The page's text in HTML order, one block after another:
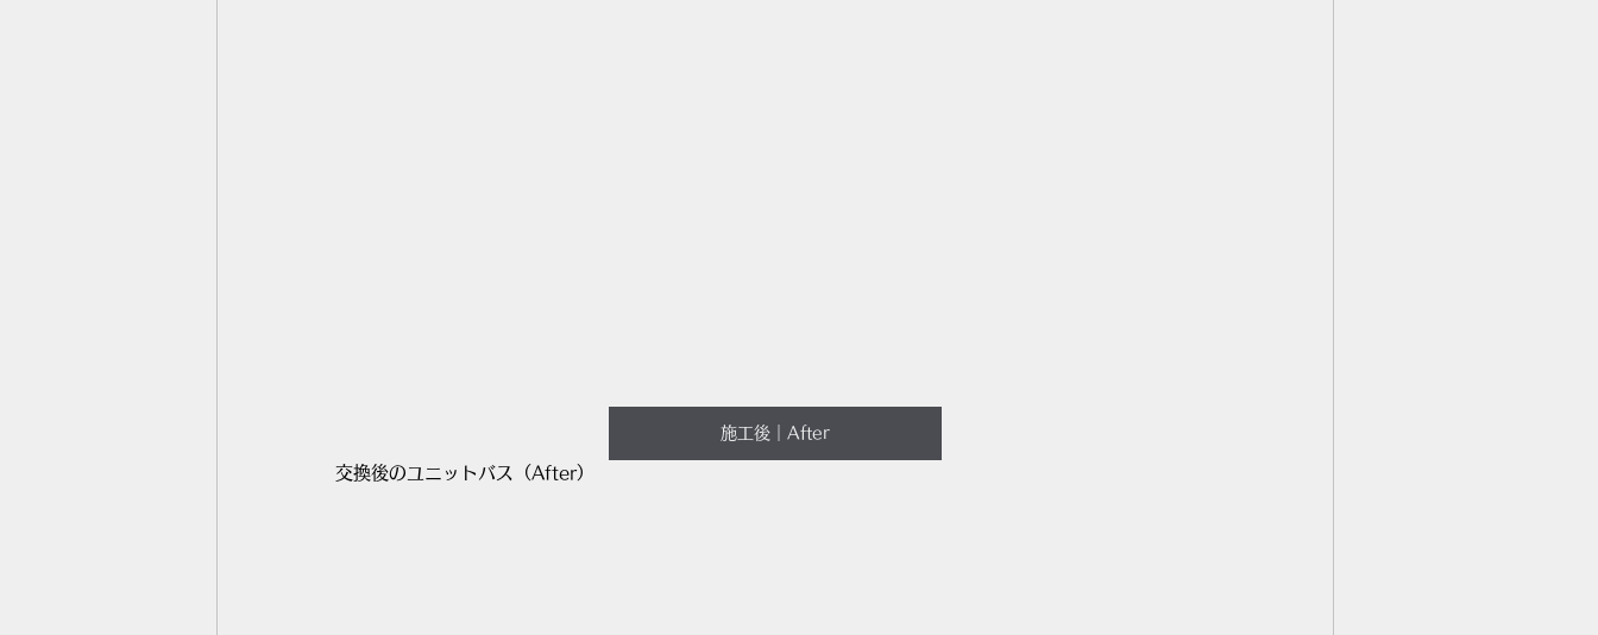
施工後｜After
交換後のユニットバス（After）